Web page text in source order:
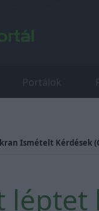
Portálok
Ismételt Kérdések
léptet